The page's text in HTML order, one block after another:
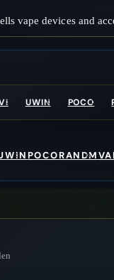
vape devices and
UWIN POCO
POCORANDM